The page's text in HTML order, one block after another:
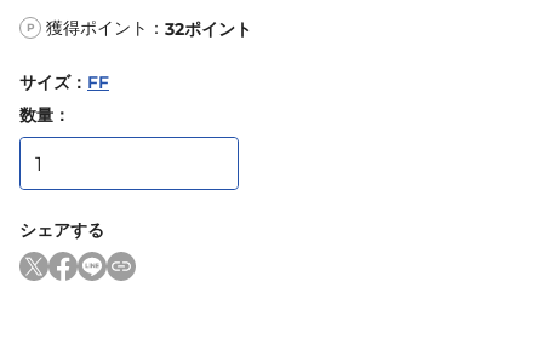
P 獲得ポイント： 32ポイント
サイズ： FF
数量：
シェアする